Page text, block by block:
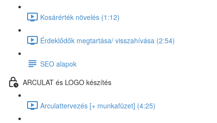
Kosárérték növelés (1:12)
Érdeklődők megtartása/ visszahívása (2:54)
SEO alapok
ARCULAT és LOGO készítés
Arculattervezés [+ munkafüzet] (4:25)